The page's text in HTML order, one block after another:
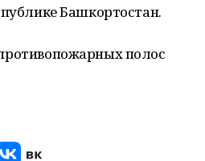
Башкортостан.
полос